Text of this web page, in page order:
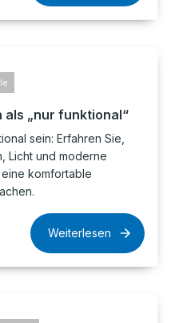
als „nur funktional“
sein: Erfahren Sie,
Licht und moderne
komfortable
Weiterlesen